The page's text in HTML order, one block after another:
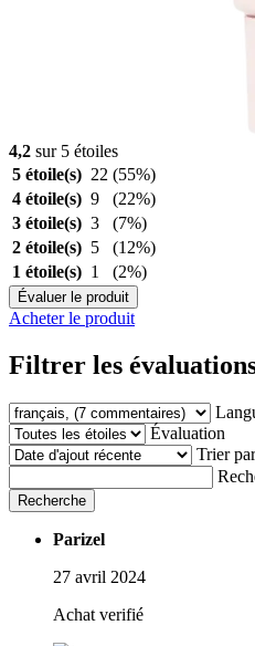
4,2 sur 5 étoiles
5 étoile(s) 22 (55%)
4 étoile(s) 9
(22%)
3 étoile(s) 3
(7%)
2 étoile(s) 5
(12%)
1 étoile(s) 1 (2%)
Évaluer le produit
Acheter le produit
Filtrer les
Évaluation
Trier par
Recherche
Parizel
27 avril 2024
Achat verifié